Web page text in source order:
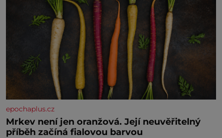
epochaplus.cz
Mrkev není jen oranžová. Její neuvěřitelný
příběh začíná fialovou barvou